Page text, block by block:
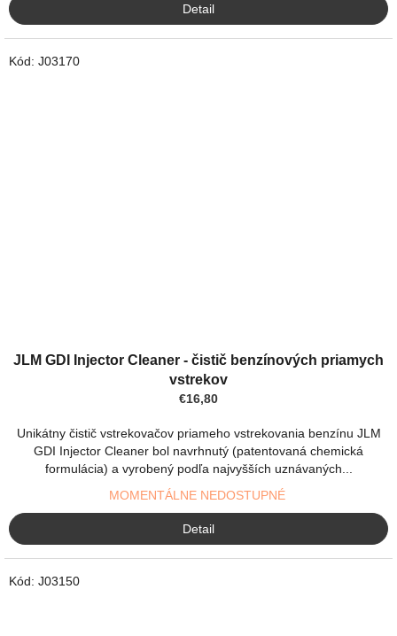
Detail
JLM GDI Injector Cleaner - čistič benzínových priamych
vstrekov
€16,80
Unikátny čistič vstrekovačov priameho vstrekovania benzínu JLM
GDI Injector Cleaner bol navrhnutý (patentovaná chemická
formulácia) a vyrobený podľa najvyšších uznávaných...
MOMENTÁLNE NEDOSTUPNÉ
Detail
Kód: J03170
Kód: J03150